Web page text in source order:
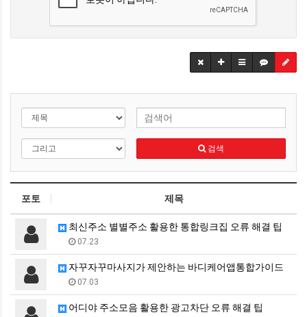
검색
포토 제목
최신주소 별별주소 활용한 통합링크집 오류 해결 팁
07.23
자꾸자꾸마사지가 제안하는 바디케어앱통합가이드
07.03
어디야 주소모음 활용한 광고차단 오류 해결 팁